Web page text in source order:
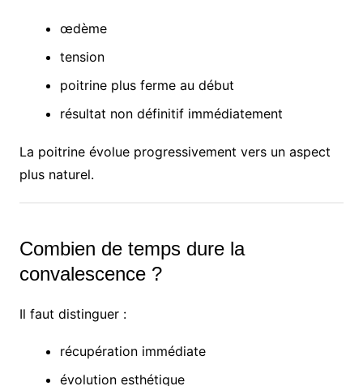
œdème
tension
poitrine plus ferme au début
résultat non définitif immédiatement
La poitrine évolue progressivement vers un aspect
plus naturel.
Combien de temps dure la
convalescence ?
Il faut distinguer :
récupération immédiate
évolution esthétique